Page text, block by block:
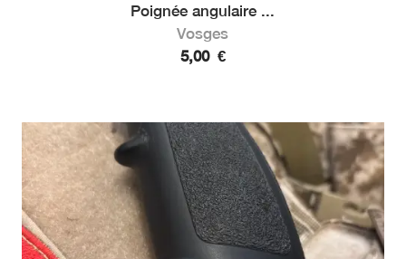
Poignée angulaire ...
Vosges
5,00 €